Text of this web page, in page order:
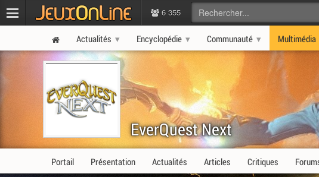
6 355
Actualités Encyclopédie Communauté Multimédia
EverQuest Next
Portail Présentation Actualités Articles Critiques